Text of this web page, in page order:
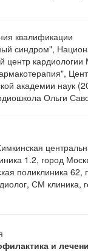
квалификации
синдром",
центр
академии наук
Ольги
1.2, город
поликлиника 62,
СМ клиника,
и